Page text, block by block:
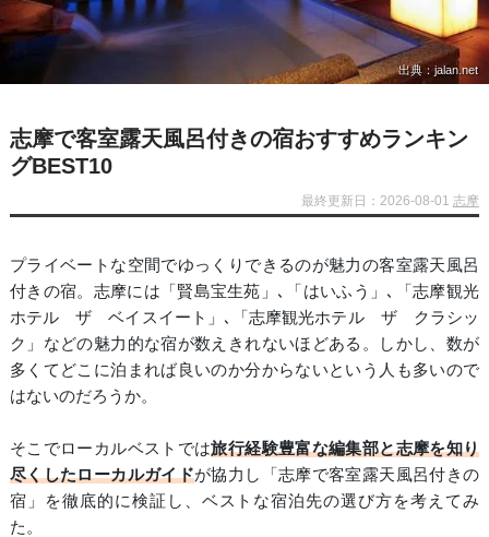
出典：jalan.net
志摩で客室露天風呂付きの宿おすすめランキン
グBEST10
最終更新日：2026-08-01志摩
プライベートな空間でゆっくりできるのが魅力の客室露天風呂
付きの宿。志摩には「賢島宝生苑」､「はいふう」､「志摩観光
ホテル ザ ベイスイート」､「志摩観光ホテル ザ クラシッ
ク」などの魅力的な宿が数えきれないほどある。しかし、数が
多くてどこに泊まれば良いのか分からないという人も多いので
はないのだろうか。
そこでローカルベストでは旅行経験豊富な編集部と志摩を知り
尽くしたローカルガイドが協力し「志摩で客室露天風呂付きの
宿」を徹底的に検証し、ベストな宿泊先の選び方を考えてみ
た。